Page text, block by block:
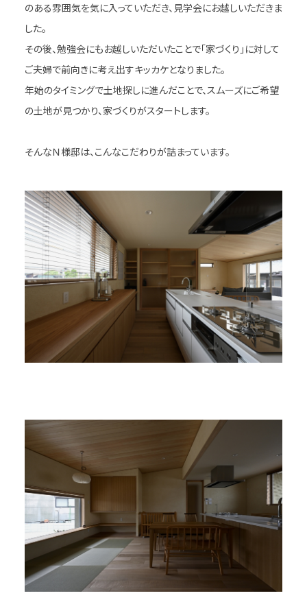
のある雰囲気を気に入っていただき、見学会にお越しいただきま
した。
その後、勉強会にもお越しいただいたことで「家づくり」に対して
ご夫婦で前向きに考え出すキッカケとなりました。
年始のタイミングで土地探しに進んだことで、スムーズにご希望
の土地が見つかり、家づくりがスタートします。
そんなＮ様邸は、こんなこだわりが詰まっています。